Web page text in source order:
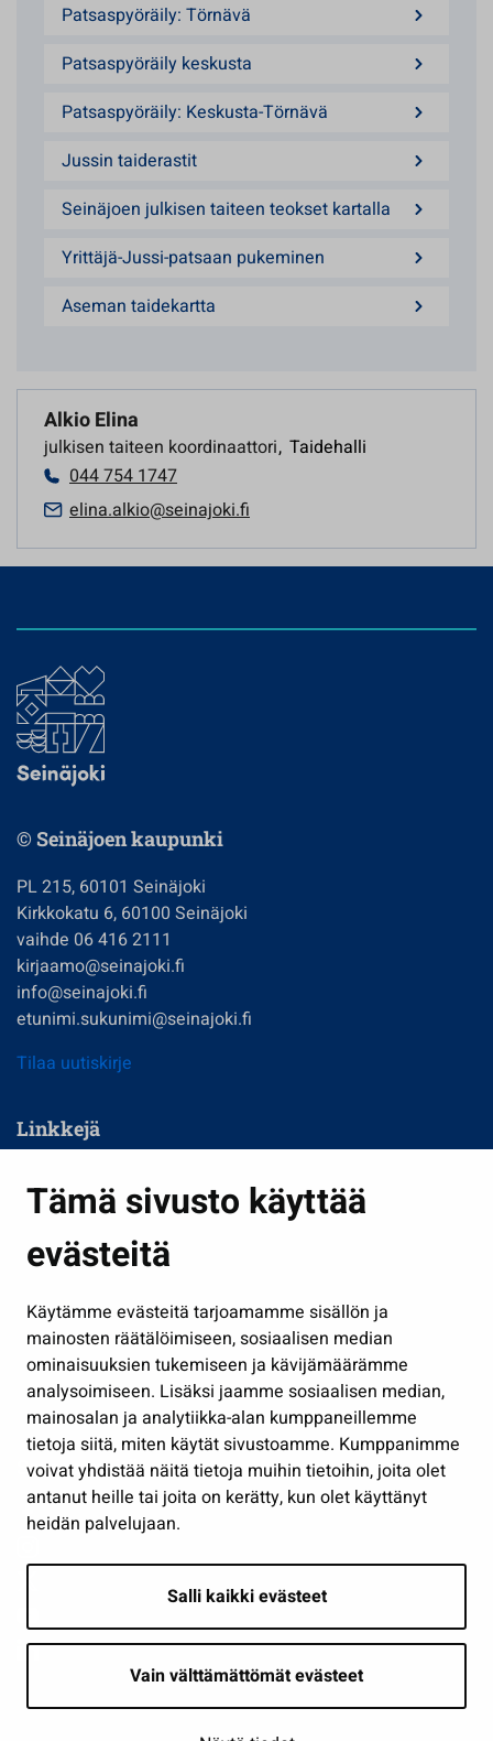
Tämä sivusto käyttää
evästeitä
Käytämme evästeitä tarjoamamme sisällön ja
mainosten räätälöimiseen, sosiaalisen median
ominaisuuksien tukemiseen ja kävijämäärämme
analysoimiseen. Lisäksi jaamme sosiaalisen median,
mainosalan ja analytiikka-alan kumppaneillemme
tietoja siitä, miten käytät sivustoamme. Kumppanimme
voivat yhdistää näitä tietoja muihin tietoihin, joita olet
antanut heille tai joita on kerätty, kun olet käyttänyt
heidän palvelujaan.
Salli kaikki evästeet
Vain välttämättömät evästeet
Patsaspyöräily: Törnävä
Patsaspyöräily keskusta
Patsaspyöräily: Keskusta-Törnävä
Jussin taiderastit
Seinäjoen julkisen taiteen teokset kartalla
Yrittäjä-Jussi-patsaan pukeminen
Aseman taidekartta
Alkio Elina
julkisen taiteen koordinaattori, Taidehalli
044 754 1747
elina.alkio@seinajoki.fi
© Seinäjoen kaupunki
PL 215, 60101 Seinäjoki
Kirkkokatu 6, 60100 Seinäjoki
vaihde 06 416 2111
kirjaamo@seinajoki.fi
info@seinajoki.fi
etunimi.sukunimi@seinajoki.fi
Tilaa uutiskirje
Linkkejä
Kasvatus ja opetus
Kulttuuri ja liikunta
Työ ja yrittäminen
Osallistu ja asioi
Näytä omat evästeasetukseni
Seuraa meitä